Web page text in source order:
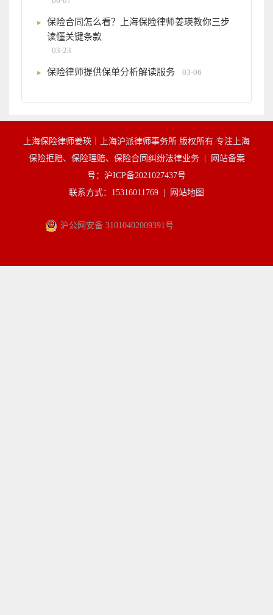
保险合同怎么看？上海保险律师姜瑛教你三步
读懂关键条款
03-23
保险律师提供保单分析解读服务 03-06
上海保险律师姜瑛｜上海沪派律师事务所 版权所有 专注上海
保险拒赔、保险理赔、保险合同纠纷法律业务 |
网站备案
号：沪ICP备2021027437号
联系方式：15316011769 |
网站地图
沪公网安备 31010402009391号